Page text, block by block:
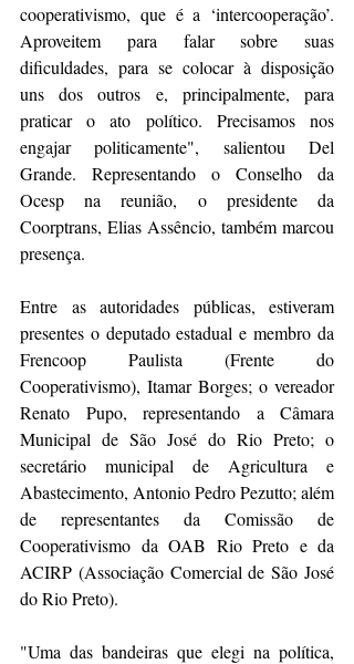
cooperativismo, que é a ‘intercooperação’.
Aproveitem para falar sobre suas
dificuldades, para se colocar à disposição
uns dos outros e, principalmente, para
praticar o ato político. Precisamos nos
engajar politicamente", salientou Del
Grande. Representando o Conselho da
Ocesp na reunião, o presidente da
Coorptrans, Elias Assêncio, também marcou
presença.
Entre as autoridades públicas, estiveram
presentes o deputado estadual e membro da
Frencoop Paulista (Frente do
Cooperativismo), Itamar Borges; o vereador
Renato Pupo, representando a Câmara
Municipal de São José do Rio Preto; o
secretário municipal de Agricultura e
Abastecimento, Antonio Pedro Pezutto; além
de representantes da Comissão de
Cooperativismo da OAB Rio Preto e da
ACIRP (Associação Comercial de São José
do Rio Preto).
"Uma das bandeiras que elegi na política,